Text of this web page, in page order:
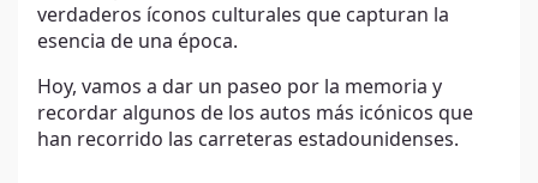
verdaderos íconos culturales que capturan la
esencia de una época.
Hoy, vamos a dar un paseo por la memoria y
recordar algunos de los autos más icónicos que
han recorrido las carreteras estadounidenses.